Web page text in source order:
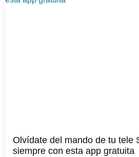
Olvídate del mando de tu tele
siempre con esta app gratuita